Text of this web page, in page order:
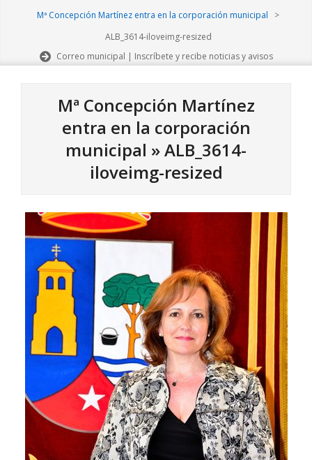
Mª Concepción Martínez entra en la corporación municipal
>
ALB_3614-iloveimg-resized
Correo municipal | Inscríbete y recibe noticias y avisos
Mª Concepción Martínez
entra en la corporación
municipal »ALB_3614-
iloveimg-resized